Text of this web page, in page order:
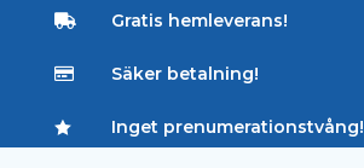
 Gratis hemleverans!
 Säker betalning!
 Inget prenumerationstvång!